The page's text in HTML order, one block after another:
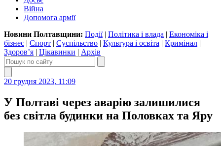
Війна
Допомога армії
Новини Полтавщини: Події| Політика і влада | Економіка і
бізнес | Спорт | Суспільство | Культура і освіта | Кримінал |
Здоров’я | Цікавинки | Архів
20 грудня 2023, 11:09
У Полтаві через аварію залишилися
без світла будинки на Половках та Яру